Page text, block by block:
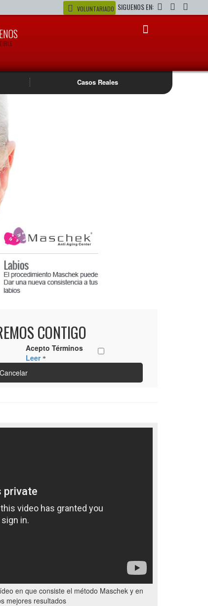
VOLUNTARIADO SIGUENOS EN:
Casos Reales
CONTIGO
Acepto Términos
Leer
Cancelar
en que consiste el método Maschek y en
mejores resultados